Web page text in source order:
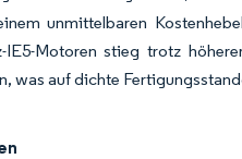
unmittelbaren
Motoren stieg trotz
was auf dichte